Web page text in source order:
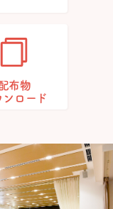
布物
ンロード